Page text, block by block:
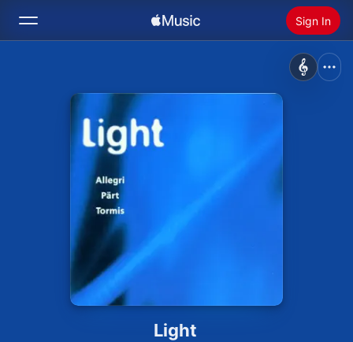
Sign In
Light